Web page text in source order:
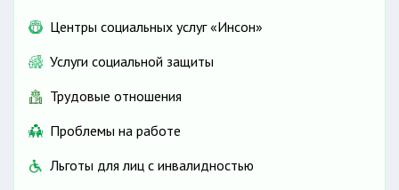
Центры социальных услуг «Инсон»
Услуги социальной защиты
Трудовые отношения
Проблемы на работе
Льготы для лиц с инвалидностью